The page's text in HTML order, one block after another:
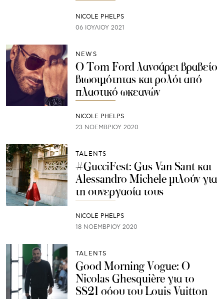
NICOLE PHELPS
06 ΙΟΥΛΊΟΥ 2021
NEWS
Ο Tom Ford λανσάρει βραβείο
βιωσιμότητας και ρολόι από
πλαστικό ωκεανών
NICOLE PHELPS
23 ΝΟΕΜΒΡΊΟΥ 2020
TALENTS
#GucciFest: Gus Van Sant και
Alessandro Michele μιλούν για
τη συνεργασία τους
NICOLE PHELPS
18 ΝΟΕΜΒΡΊΟΥ 2020
TALENTS
Good Μοrning Vogue: Ο
Nicolas Ghesquière για το
SS21 σόου του Louis Vuitton